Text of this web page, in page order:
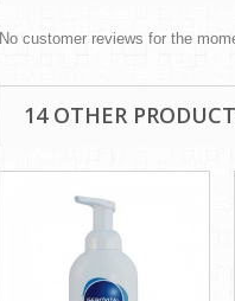
No customer reviews for the
14 OTHER